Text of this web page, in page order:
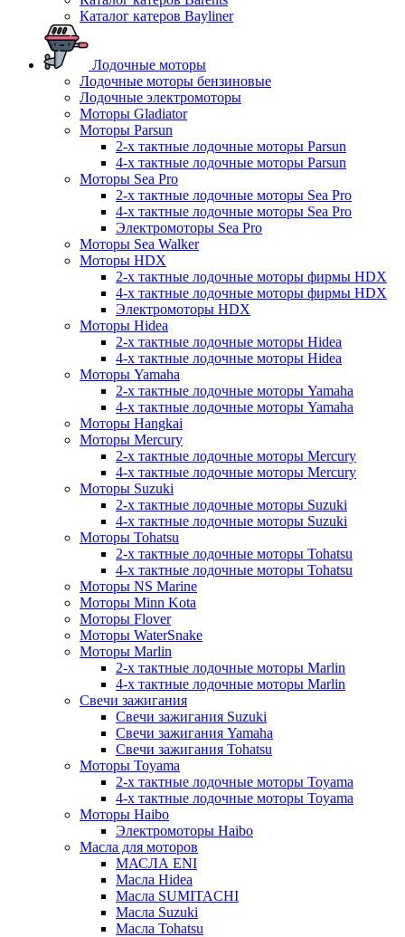
Каталог катеров Bayliner
Лодочные моторы
Лодочные моторы бензиновые
Лодочные электромоторы
Моторы Gladiator
Моторы Parsun
2-х тактные лодочные моторы Parsun
4-х тактные лодочные моторы Parsun
Моторы Sea Pro
2-х тактные лодочные моторы Sea Pro
4-х тактные лодочные моторы Sea Pro
Электромоторы Sea Pro
Моторы Sea Walker
Моторы HDX
2-х тактные лодочные моторы фирмы HDX
4-х тактные лодочные моторы фирмы HDX
Электромоторы HDX
Моторы Hidea
2-х тактные лодочные моторы Hidea
4-х тактные лодочные моторы Hidea
Моторы Yamaha
2-х тактные лодочные моторы Yamaha
4-х тактные лодочные моторы Yamaha
Моторы Hangkai
Моторы Mercury
2-х тактные лодочные моторы Mercury
4-х тактные лодочные моторы Mercury
Моторы Suzuki
2-х тактные лодочные моторы Suzuki
4-х тактные лодочные моторы Suzuki
Моторы Tohatsu
2-х тактные лодочные моторы Tohatsu
4-х тактные лодочные моторы Tohatsu
Моторы NS Marine
Моторы Minn Kota
Моторы Flover
Моторы WaterSnake
Моторы Marlin
2-х тактные лодочные моторы Marlin
4-х тактные лодочные моторы Marlin
Свечи зажигания
Свечи зажигания Suzuki
Свечи зажигания Yamaha
Свечи зажигания Tohatsu
Моторы Toyama
2-х тактные лодочные моторы Toyama
4-х тактные лодочные моторы Toyama
Моторы Haibo
Электромоторы Haibo
Масла для моторов
МАСЛА ENI
Масла Hidea
Масла SUMITACHI
Масла Suzuki
Масла Tohatsu